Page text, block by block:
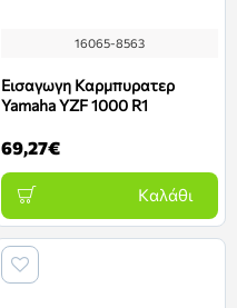
16065-8563
Εισαγωγη Καρμπυρατερ
Yamaha YZF 1000 R1
69,27€
Καλάθι